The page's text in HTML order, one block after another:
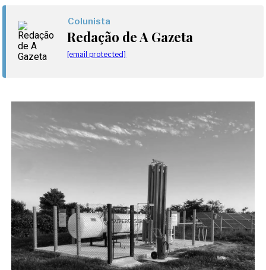
Colunista
Redação de A Gazeta
[email protected]